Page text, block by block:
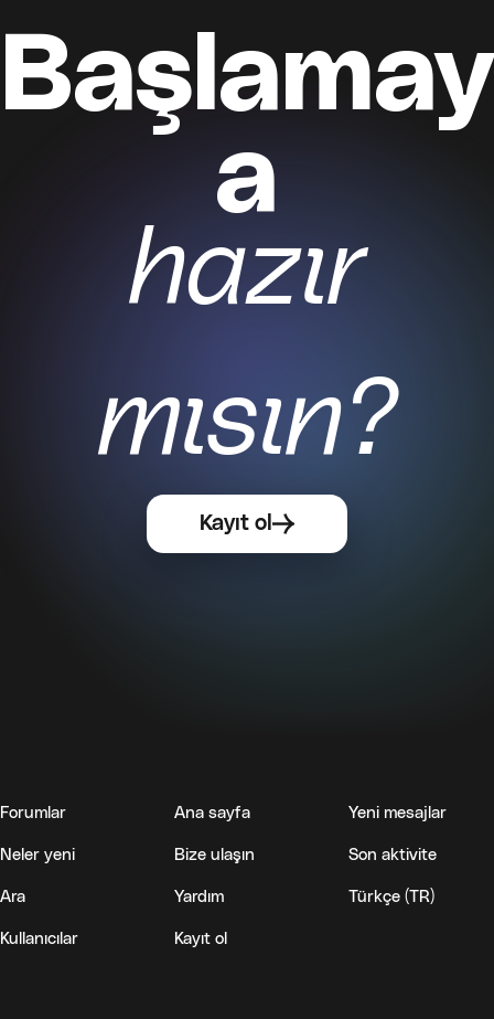
Başlamay
a
hazır
mısın?
Forumlar
Neler yeni
Ara
Kullanıcılar
Ana sayfa
Bize ulaşın
Yardım
Kayıt ol
Yeni mesajlar
Son aktivite
Türkçe (TR)